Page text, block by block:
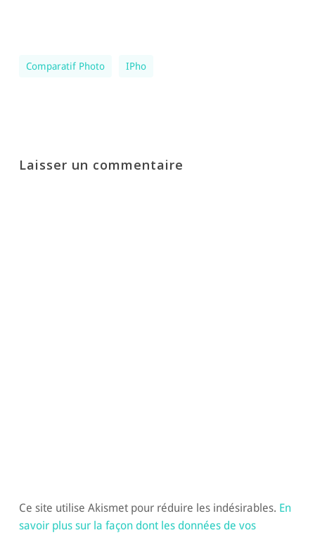
Comparatif Photo IPho
Laisser un commentaire
Ce site utilise Akismet pour réduire les indésirables. En
savoir plus sur la façon dont les données de vos